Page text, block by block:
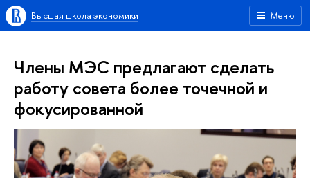
Меню
Высшая школа экономики
Члены МЭС предлагают сделать
работу совета более точечной и
фокусированной